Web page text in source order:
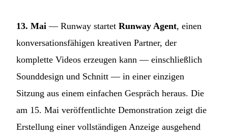
13. Mai — Runway startet Runway Agent, einen
konversationsfähigen kreativen Partner, der
komplette Videos erzeugen kann — einschließlich
Sounddesign und Schnitt — in einer einzigen
Sitzung aus einem einfachen Gespräch heraus. Die
am 15. Mai veröffentlichte Demonstration zeigt die
Erstellung einer vollständigen Anzeige ausgehend